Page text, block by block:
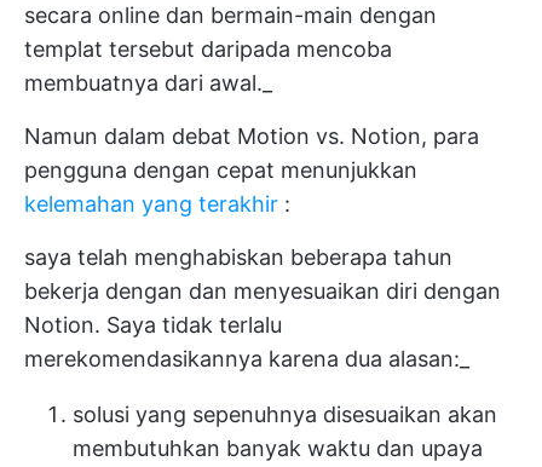
secara online dan bermain-main dengan
templat tersebut daripada mencoba
membuatnya dari awal._
Namun dalam debat Motion vs. Notion, para
pengguna dengan cepat menunjukkan
kelemahan yang terakhir :
saya telah menghabiskan beberapa tahun
bekerja dengan dan menyesuaikan diri dengan
Notion. Saya tidak terlalu
merekomendasikannya karena dua alasan:_
solusi yang sepenuhnya disesuaikan akan
membutuhkan banyak waktu dan upaya